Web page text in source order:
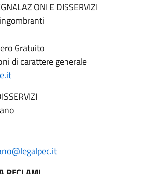
E DISSERVIZI
Gratuito
di carattere generale